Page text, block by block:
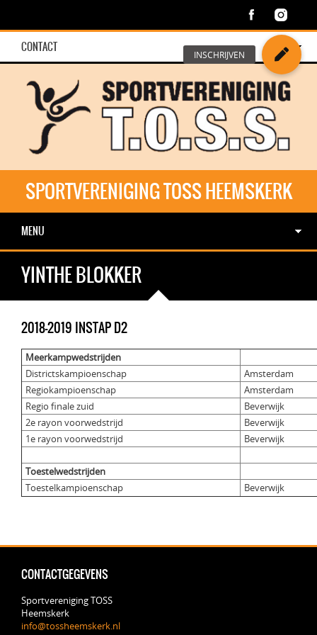
CONTACT
SPORTVERENIGING TOSS HEEMSKERK
MENU
YINTHE BLOKKER
2018-2019 INSTAP D2
Meerkampwedstrijden
Districtskampioenschap
Amsterdam
Regiokampioenschap
Amsterdam
Regio finale zuid
Beverwijk
2e rayon voorwedstrijd
Beverwijk
1e rayon voorwedstrijd
Beverwijk
Toestelwedstrijden
Toestelkampioenschap
Beverwijk
CONTACTGEGEVENS
Sportvereniging TOSS
Heemskerk
info@tossheemskerk.nl